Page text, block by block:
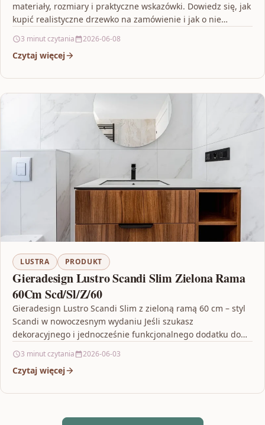
materiały, rozmiary i praktyczne wskazówki. Dowiedz się, jak
kupić realistyczne drzewko na zamówienie i jak o nie…
3 minut czytania 2026-06-08
Czytaj więcej
LUSTRA PRODUKT
Gieradesign Lustro Scandi Slim Zielona Rama
60Cm Scd/Sl/Z/60
Gieradesign Lustro Scandi Slim z zieloną ramą 60 cm – styl
Scandi w nowoczesnym wydaniu Jeśli szukasz
dekoracyjnego i jednocześnie funkcjonalnego dodatku do
3 minut czytania 2026-06-03
Czytaj więcej